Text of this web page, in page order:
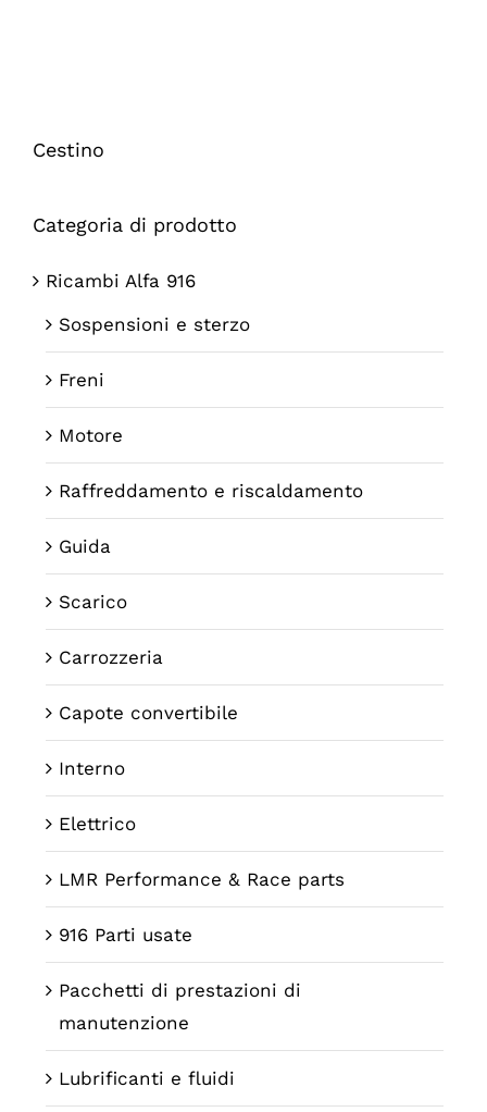
Cestino
Categoria di prodotto
Ricambi Alfa 916
Sospensioni e sterzo
Freni
Motore
Raffreddamento e riscaldamento
Guida
Scarico
Carrozzeria
Capote convertibile
Interno
Elettrico
LMR Performance & Race parts
916 Parti usate
Pacchetti di prestazioni di
manutenzione
Lubrificanti e fluidi